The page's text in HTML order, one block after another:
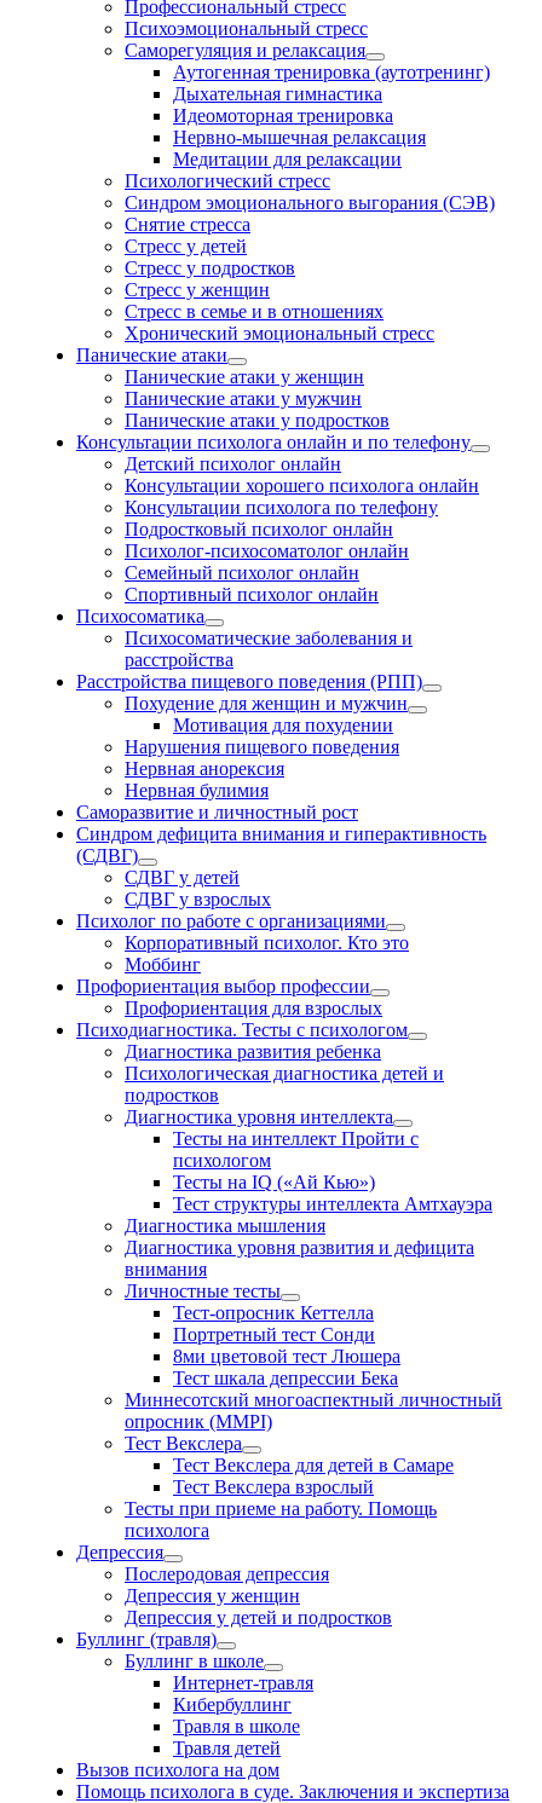
Профессиональный стресс
Психоэмоциональный стресс
Саморегуляция и релаксация
Аутогенная тренировка (аутотренинг)
Дыхательная гимнастика
Идеомоторная тренировка
Нервно-мышечная релаксация
Медитации для релаксации
Психологический стресс
Синдром эмоционального выгорания (СЭВ)
Снятие стресса
Стресс у детей
Стресс у подростков
Стресс у женщин
Стресс в семье и в отношениях
Хронический эмоциональный стресс
Панические атаки
Панические атаки у женщин
Панические атаки у мужчин
Панические атаки у подростков
Консультации психолога онлайн и по телефону
Детский психолог онлайн
Консультации хорошего психолога онлайн
Консультации психолога по телефону
Подростковый психолог онлайн
Психолог-психосоматолог онлайн
Семейный психолог онлайн
Спортивный психолог онлайн
Психосоматика
Психосоматические заболевания и
расстройства
Расстройства пищевого поведения (РПП)
Похудение для женщин и мужчин
Мотивация для похудении
Нарушения пищевого поведения
Нервная анорексия
Нервная булимия
Саморазвитие и личностный рост
Синдром дефицита внимания и гиперактивность
(СДВГ)
СДВГ у детей
СДВГ у взрослых
Психолог по работе с организациями
Корпоративный психолог. Кто это
Моббинг
Профориентация выбор профессии
Профориентация для взрослых
Психодиагностика. Тесты с психологом
Диагностика развития ребенка
Психологическая диагностика детей и
подростков
Диагностика уровня интеллекта
Тесты на интеллект Пройти с
психологом
Тесты на IQ («Ай Кью»)
Тест структуры интеллекта Амтхауэра
Диагностика мышления
Диагностика уровня развития и дефицита
внимания
Личностные тесты
Тест-опросник Кеттелла
Портретный тест Сонди
8ми цветовой тест Люшера
Тест шкала депрессии Бека
Миннесотский многоаспектный личностный
опросник (MMPI)
Тест Векслера
Тест Векслера для детей в Самаре
Тест Векслера взрослый
Тесты при приеме на работу. Помощь
психолога
Депрессия
Послеродовая депрессия
Депрессия у женщин
Депрессия у детей и подростков
Буллинг (травля)
Буллинг в школе
Интернет-травля
Кибербуллинг
Травля в школе
Травля детей
Вызов психолога на дом
Помощь психолога в суде. Заключения и экспертиза